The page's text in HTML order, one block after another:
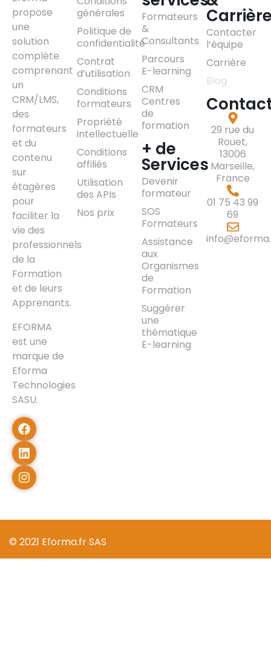
propose
une
solution
complète
comprenant
un
CRM/LMS,
des
formateurs
et du
contenu
sur
étagères
pour
faciliter la
vie des
professionnels
de la
Formation
et de leurs
Apprenants.
EFORMA
est une
marque de
Eforma
Technologies
SASU.
générales
Politique de
confidentialité
Contrat
d’utilisation
Conditions
formateurs
Propriété
intellectuelle
Conditions
affiliés
Utilisation
des APIs
Nos prix
Formateurs
&
Consultants
Parcours
E-learning
CRM
Centres
de
formation
+ de
Services
Devenir
formateur
SOS
Formateurs
Assistance
aux
Organismes
de
Formation
Suggérer
une
thématique
E-learning
Contacter
l’équipe
Carrière
Blog
29 rue du
Rouet,
13006
Marseille,
France
01 75 43 99
69
© 2021 Eforma.fr SAS